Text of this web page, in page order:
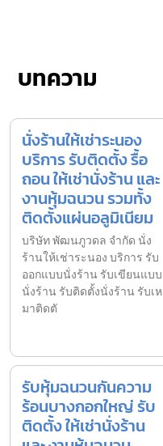
บทความ
นั่งร้านให้เช่าระนอง
บริการ รับติดตั้ง รื้อ
ถอน ให้เช่านั่งร้าน และ
งานหุ้มฉนวน รวมทั้ง
ติดตั้งแผ่นอลูมิเนียม
บริษัท พัฒนภูวดล จำกัด นั่ง
ร้านให้เช่าระนอง บริการ รับ
ออกแบบนั่งร้าน รับเขียนแบบ
นั่งร้าน รับติดตั้งนั่งร้าน รับเห
มาติดตั
รับหุ้มฉนวนกันความ
ร้อนบางกอกใหญ่ รับ
ติดตั้ง ให้เช่านั่งร้าน